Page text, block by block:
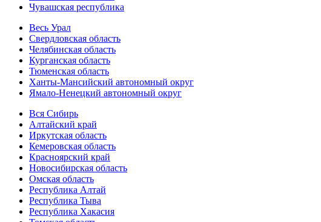
Чувашская республика
Весь Урал
Свердловская область
Челябинская область
Курганская область
Тюменская область
Ханты-Мансийский автономный округ
Ямало-Ненецкий автономный округ
Вся Сибирь
Алтайский край
Иркутская область
Кемеровская область
Красноярский край
Новосибирская область
Омская область
Республика Алтай
Республика Тыва
Республика Хакасия